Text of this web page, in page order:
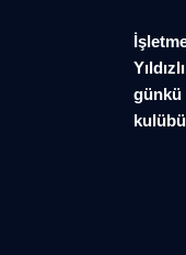
günkü